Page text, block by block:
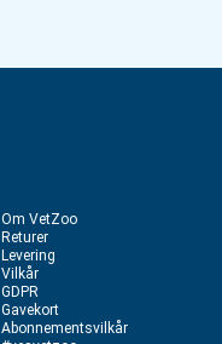
Om VetZoo
Returer
Levering
Vilkår
GDPR
Gavekort
Abonnementsvilkår